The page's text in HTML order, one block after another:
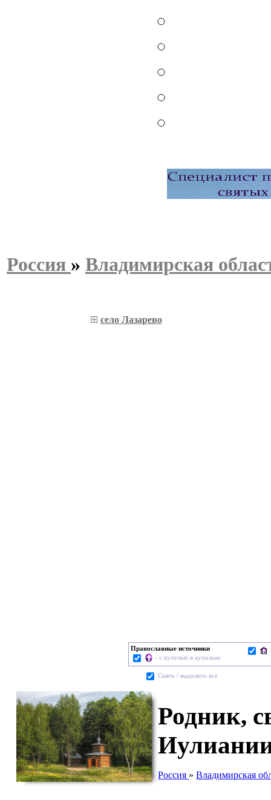
Россия » Владимирская
село Лазарево
Православные источники
- с купелью в купальне
Cнять / выделить все
Родник,
Россия »Владимирская